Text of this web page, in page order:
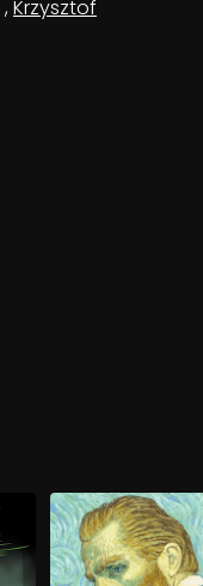
,Krzysztof